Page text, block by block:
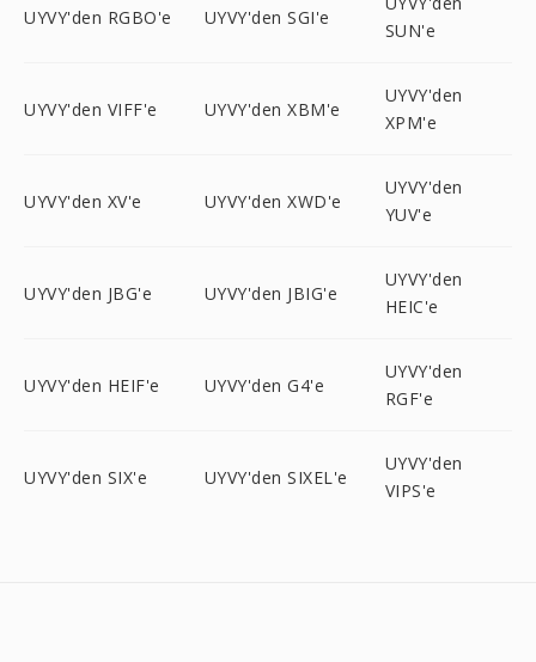
UYVY'den RGBO'e UYVY'den SGI'e
SUN'e
UYVY'den VIFF'e UYVY'den XBM'e
UYVY'den
XPM'e
UYVY'den XV'e UYVY'den XWD'e
UYVY'den
YUV'e
UYVY'den JBG'e UYVY'den JBIG'e
UYVY'den
HEIC'e
UYVY'den HEIF'e UYVY'den G4'e
UYVY'den
RGF'e
UYVY'den SIX'e UYVY'den SIXEL'e
UYVY'den
VIPS'e